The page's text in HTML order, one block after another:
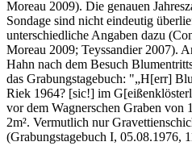
Moreau 2009). Die genauen
Sondage sind nicht eindeutig
unterschiedliche Angaben dazu
Moreau 2009; Teyssandier 2007).
Hahn nach dem Besuch
das Grabungstagebuch:
„H[err]
Riek 1964? [sic!] im
vor dem Wagnerschen Graben
2m². Vermutlich nur
(Grabungstagebuch I, 05.08.1976,